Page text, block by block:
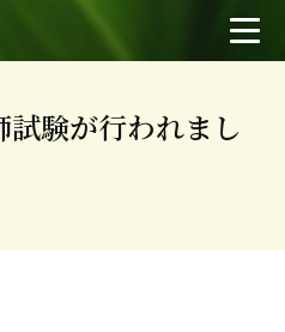
験が行われまし